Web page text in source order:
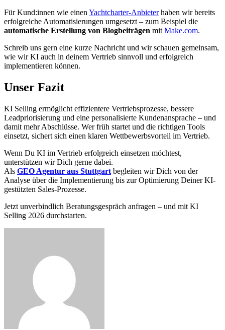
Für Kund:innen wie einen Yachtcharter-Anbieterhaben wir bereits
erfolgreiche Automatisierungen umgesetzt – zum Beispiel die
automatische Erstellung von Blogbeiträgen mit Make.com.
Schreib uns gern eine kurze Nachricht und wir schauen gemeinsam,
wie wir KI auch in deinem Vertrieb sinnvoll und erfolgreich
implementieren können.
Unser Fazit
KI Selling ermöglicht effizientere Vertriebsprozesse, bessere
Leadpriorisierung und eine personalisierte Kundenansprache – und
damit mehr Abschlüsse. Wer früh startet und die richtigen Tools
einsetzt, sichert sich einen klaren Wettbewerbsvorteil im Vertrieb.
Wenn Du KI im Vertrieb erfolgreich einsetzen möchtest,
unterstützen wir Dich gerne dabei.
Als GEO Agentur aus Stuttgart begleiten wir Dich von der
Analyse über die Implementierung bis zur Optimierung Deiner KI-
gestützten Sales-Prozesse.
Jetzt unverbindlich Beratungsgespräch anfragen – und mit KI
Selling 2026 durchstarten.